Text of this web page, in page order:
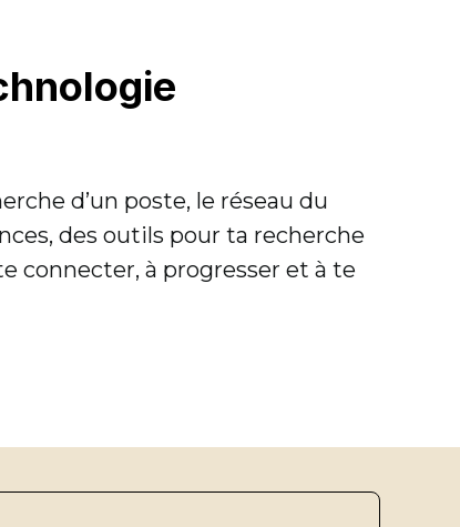
d’un poste, le réseau du
des outils pour ta recherche
connecter, à progresser et à te